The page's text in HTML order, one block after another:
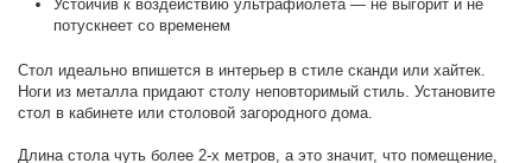
Устойчив к воздействию ультрафиолета — не выгорит и не
потускнеет со временем
Стол идеально впишется в интерьер в стиле сканди или хайтек.
Ноги из металла придают столу неповторимый стиль. Установите
стол в кабинете или столовой загородного дома.
Длина стола чуть более 2-х метров, а это значит, что помещение,